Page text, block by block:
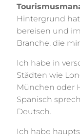
Hintergrund
bereisen und
Branche, die
Ich habe in
Städten wie
München oder
Spanisch
Deutsch.
Ich habe